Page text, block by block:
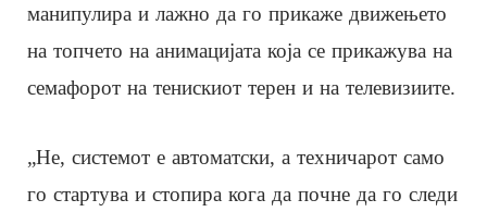
манипулира и лажно да го прикаже движењето
на топчето на анимацијата која се прикажува на
семафорот на тенискиот терен и на телевизиите.
„Не, системот е автоматски, а техничарот само
го стартува и стопира кога да почне да го следи